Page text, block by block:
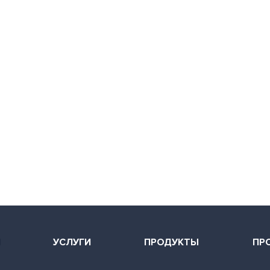
УСЛУГИ ПРОДУКТЫ